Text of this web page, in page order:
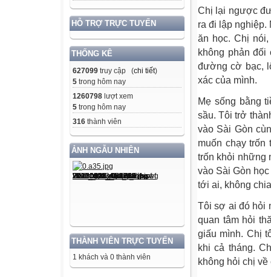
HỖ TRỢ TRỰC TUYẾN
THỐNG KÊ
627099 truy cập (chi tiết)
5 trong hôm nay
1260798 lượt xem
5 trong hôm nay
316 thành viên
ẢNH NGẪU NHIÊN
THÀNH VIÊN TRỰC TUYẾN
1 khách và 0 thành viên
Chị lại ngược
ra đi lập nghiệp.
ăn học. Chị
không phản đối
đường cờ bạc,
xác của mình.
Mẹ sống bằng
sầu. Tôi trở
vào Sài Gòn
muốn chạy trốn
trốn khỏi những
vào Sài Gòn
tới ai, không
Tôi sợ ai đó hỏi
quan tâm hỏi
giấu mình. Chị
khi cả tháng.
không hỏi chị